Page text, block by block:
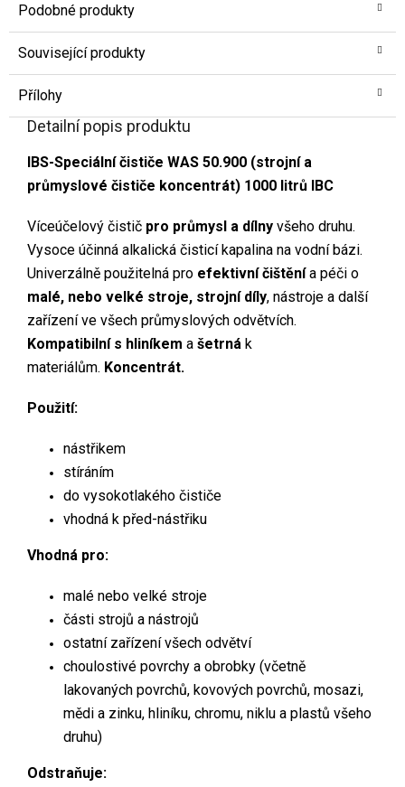
Podobné produkty
Související produkty
Přílohy
Detailní popis produktu
IBS-Speciální čističe WAS 50.900 (strojní a
průmyslové čističe koncentrát) 1000 litrů IBC
Víceúčelový čistič pro průmysl a dílny všeho druhu.
Vysoce účinná alkalická čisticí kapalina na vodní bázi.
Univerzálně použitelná pro efektivní čištěnía péči o
malé, nebo velké stroje, strojní díly, nástroje a další
zařízení ve všech průmyslových odvětvích.
Kompatibilní s hliníkem a šetrná k
materiálům. Koncentrát.
Použití:
nástřikem
stíráním
do vysokotlakého čističe
vhodná k před-nástřiku
Vhodná pro:
malé nebo velké stroje
části strojů a nástrojů
ostatní zařízení všech odvětví
choulostivé povrchy a obrobky (včetně
lakovaných povrchů, kovových povrchů, mosazi,
mědi a zinku, hliníku, chromu, niklu a plastů všeho
druhu)
Odstraňuje: